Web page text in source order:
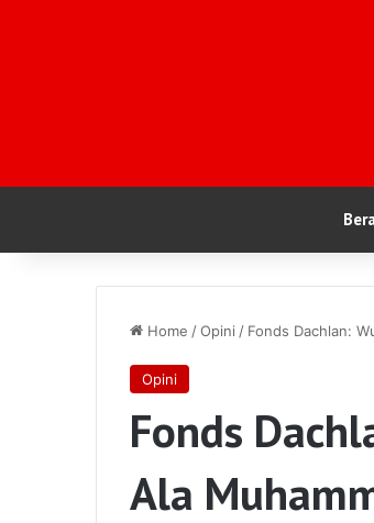
Home /Opini / Fonds Dachlan:
Opini
Fonds
Ala